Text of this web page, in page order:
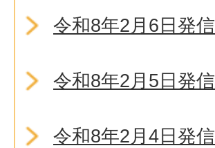
令和8年2月6日発信
令和8年2月5日発信
令和8年2月4日発信